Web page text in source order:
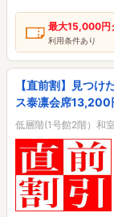
最大15,000円
利用条件あり
【直前割】見つ
ス泰凛会席13,200
低層階(1号館2階）和